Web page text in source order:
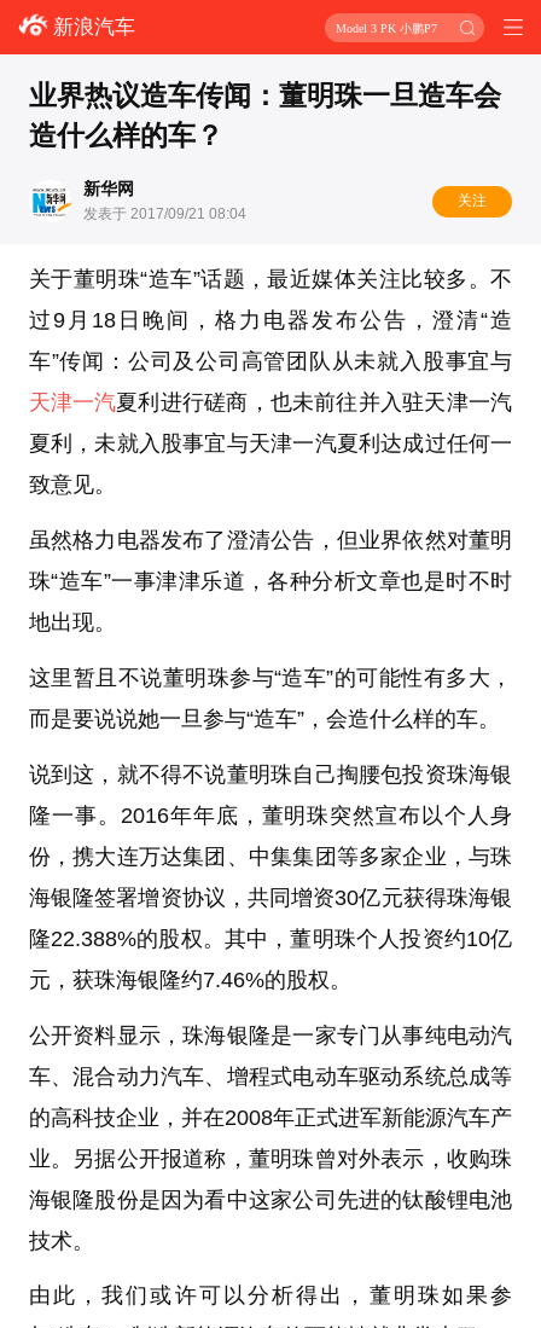
新浪汽车 Model 3 PK 小鹏P7
业界热议造车传闻：董明珠一旦造车会
造什么样的车？
新华网
发表于 2017/09/21 08:04
关注
关于董明珠“造车”话题，最近媒体关注比较多。不
过9月18日晚间，格力电器发布公告，澄清“造
车”传闻：公司及公司高管团队从未就入股事宜与
天津一汽夏利进行磋商，也未前往并入驻天津一汽
夏利，未就入股事宜与天津一汽夏利达成过任何一
致意见。
虽然格力电器发布了澄清公告，但业界依然对董明
珠“造车”一事津津乐道，各种分析文章也是时不时
地出现。
这里暂且不说董明珠参与“造车”的可能性有多大，
而是要说说她一旦参与“造车”，会造什么样的车。
说到这，就不得不说董明珠自己掏腰包投资珠海银
隆一事。2016年年底，董明珠突然宣布以个人身
份，携大连万达集团、中集集团等多家企业，与珠
海银隆签署增资协议，共同增资30亿元获得珠海银
隆22.388%的股权。其中，董明珠个人投资约10亿
元，获珠海银隆约7.46%的股权。
公开资料显示，珠海银隆是一家专门从事纯电动汽
车、混合动力汽车、增程式电动车驱动系统总成等
的高科技企业，并在2008年正式进军新能源汽车产
业。另据公开报道称，董明珠曾对外表示，收购珠
海银隆股份是因为看中这家公司先进的钛酸锂电池
技术。
由此，我们或许可以分析得出，董明珠如果参